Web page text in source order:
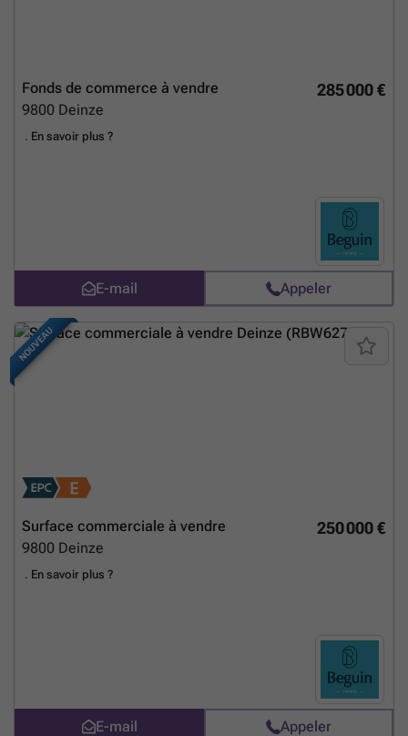
285 000 €
Fonds de commerce à vendre
9800 Deinze
. En savoir plus ?
E-mail Appeler
NOUVEAU
250 000 €
Surface commerciale à vendre
9800 Deinze
. En savoir plus ?
E-mail Appeler